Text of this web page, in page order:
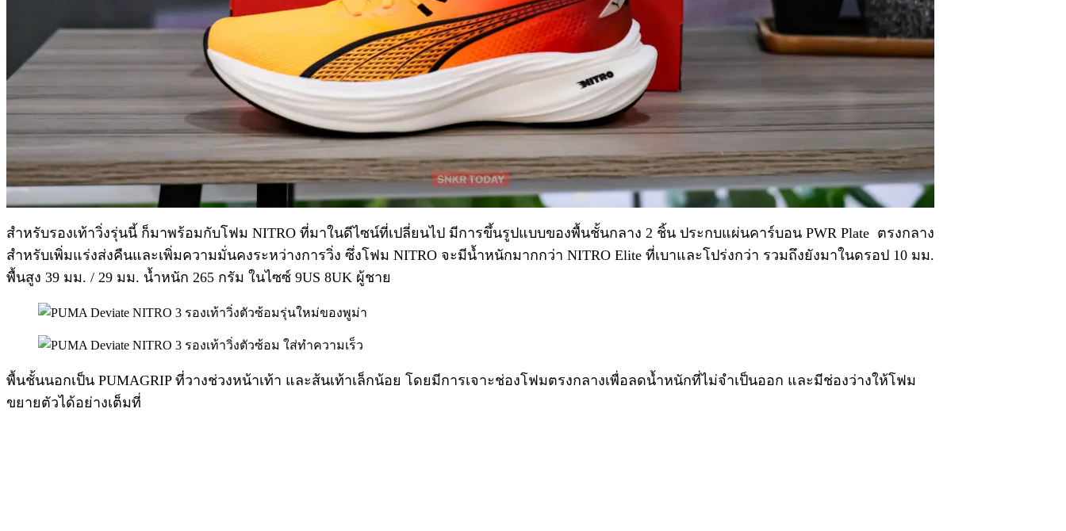
สำหรับรองเท้าวิ่งรุ่นนี้ ก็มาพร้อมกับโฟม NITRO ที่มาในดีไซน์ที่เปลี่ยนไป มีการขึ้นรูปแบบของพื้นชั้นกลาง 2 ชิ้น ประกบแผ่นคาร์บอน PWR Plate ตรงกลาง
สำหรับเพิ่มแร่งส่งคืนและเพิ่มความมั่นคงระหว่างการวิ่ง ซึ่งโฟม NITRO จะมีน้ำหนักมากกว่า NITRO Elite ที่เบาและโปร่งกว่า รวมถึงยังมาในดรอป 10 มม.
พื้นสูง 39 มม. / 29 มม. น้ำหนัก 265 กรัม ในไซซ์ 9US 8UK ผู้ชาย
พื้นชั้นนอกเป็น PUMAGRIP ที่วางช่วงหน้าเท้า และส้นเท้าเล็กน้อย โดยมีการเจาะช่องโฟมตรงกลางเพื่อลดน้ำหนักที่ไม่จำเป็นออก และมีช่องว่างให้โฟม
ขยายตัวได้อย่างเต็มที่